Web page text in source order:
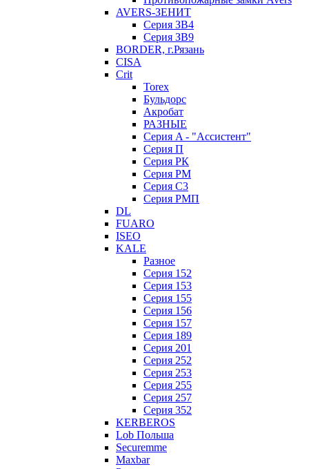
AVERS-ЗЕНИТ
Серия ЗВ4
Серия ЗВ9
BORDER, г.Рязань
CISA
Crit
Torex
Бульдорс
Акробат
РАЗНЫЕ
Серия A - "Ассистент"
Серия П
Серия РК
Серия РМ
Серия С3
Серия РМП
DL
FUARO
ISEO
KALE
Разное
Серия 152
Серия 153
Серия 155
Серия 156
Серия 157
Серия 189
Серия 201
Серия 252
Серия 253
Серия 255
Серия 257
Серия 352
KERBEROS
Lob Польша
Securemme
Maxbar